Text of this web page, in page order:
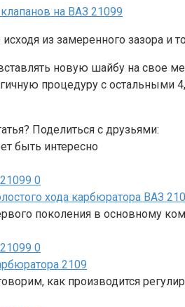
исходя из замеренного зазора
новую шайбу на свое
процедуру с остальными
Поделиться с друзьями:
быть интересно
0
хода карбюратора ВАЗ
поколения в основному
0
2109
как производится